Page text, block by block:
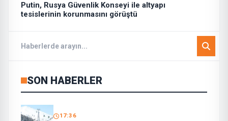
Putin, Rusya Güvenlik Konseyi ile altyapı
tesislerinin korunmasını görüştü
SON HABERLER
17:36